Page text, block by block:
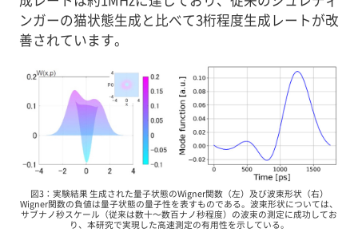
ンガーの猫状態生成と比べて3桁程度生成レートが改
善されています。
図3：実験結果 生成された量子状態のWigner関数（左）及び波束形状（右）
Wigner関数の負値は量子状態の量子性を表すものである。波束形状については、
サブナノ秒スケール（従来は数十～数百ナノ秒程度）の波束の測定に成功してお
り、本研究で実現した高速測定の有用性を示している。